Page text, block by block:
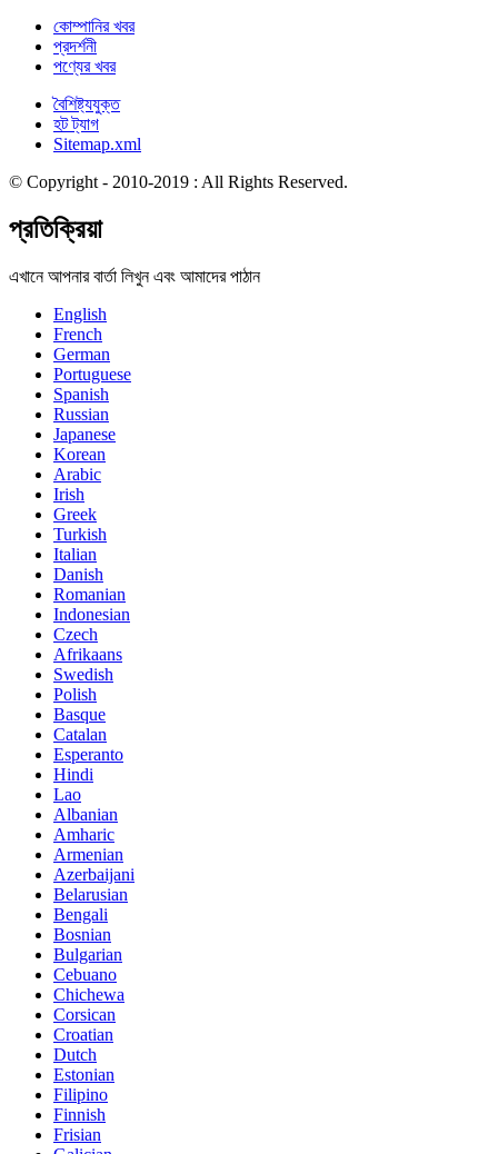
কোম্পানির খবর
প্রদর্শনী
পণ্যের খবর
বৈশিষ্ট্যযুক্ত
হট ট্যাগ
Sitemap.xml
© Copyright - 2010-2019 : All Rights Reserved.
প্রতিক্রিয়া
এখানে আপনার বার্তা লিখুন এবং আমাদের পাঠান
English
French
German
Portuguese
Spanish
Russian
Japanese
Korean
Arabic
Irish
Greek
Turkish
Italian
Danish
Romanian
Indonesian
Czech
Afrikaans
Swedish
Polish
Basque
Catalan
Esperanto
Hindi
Lao
Albanian
Amharic
Armenian
Azerbaijani
Belarusian
Bengali
Bosnian
Bulgarian
Cebuano
Chichewa
Corsican
Croatian
Dutch
Estonian
Filipino
Finnish
Frisian